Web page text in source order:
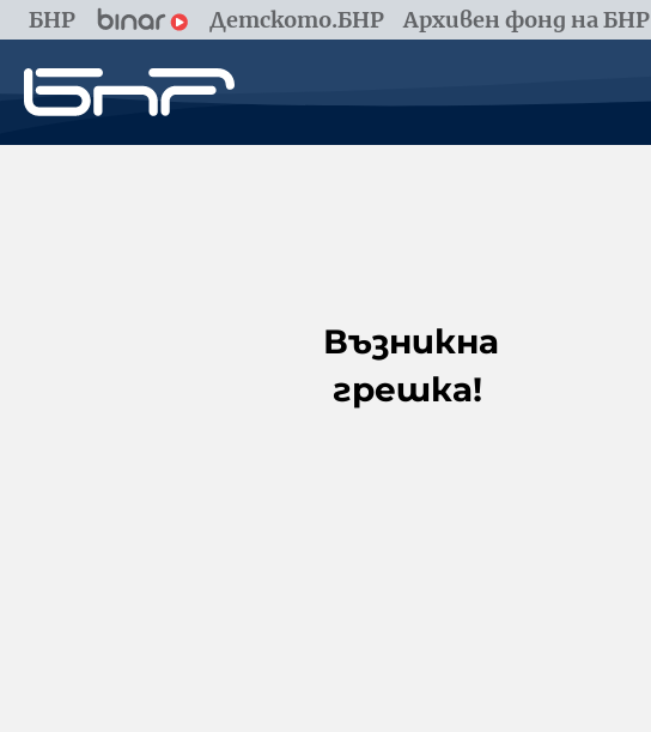
БНР Детското.БНР Архивен фонд на БНР
Възникна
грешка!